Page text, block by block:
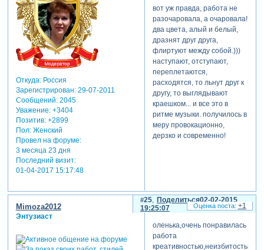
большим количеством
декора, возможно потому
она и получилась более
легкой
.
Откуда:Россия
Зарегистрирован: 29-07-2011
Сообщений:2045
Уважение: +3404
Позитив: +2899
Пол:Женский
Провел на форуме:
3 месяца 23 дня
Последний визит:
01-04-2017 15:17:48
вот уж правда, работа не
разочаровала, а очаровала!
два цвета, алый и белый,
дразнят друг друга,
флиртуют между собой.)))
наступают, отступают,
переплетаются,
расходятся, то льнут друг к
другу, то выглядывают
краешком... и все это в
ритме музыки. получилось в
меру провокационно,
дерзко и современно!
Поделиться
25
02-02-2015
19:25:07
Mimoza2012
Энтузиаст
оленька,очень понравилась
работа
+1